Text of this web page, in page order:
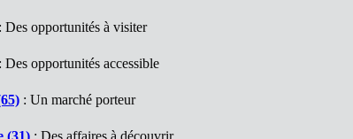
: Des opportunités à visiter
: Des opportunités accessible
: Un marché porteur
(31) : Des affaires à découvrir